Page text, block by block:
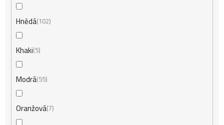
Hnědá 102
Khaki 5
Modrá 55
Oranžová7